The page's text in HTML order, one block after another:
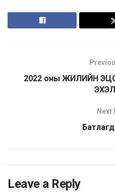
2022 оны ЖИЛИЙН
Next
Leave a Reply